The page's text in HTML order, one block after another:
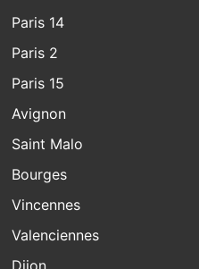
Paris 14
Paris 2
Paris 15
Avignon
Saint Malo
Bourges
Vincennes
Valenciennes